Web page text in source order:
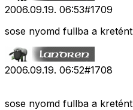
2006.09.19. 06:53#1709
sose nyomd fullba a kretént
2006.09.19. 06:52#1708
sose nyomd fullba a kretént